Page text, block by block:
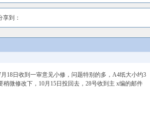
到：
18日收到一审意见小修，问题特别的多，A4纸大小约3
微修改下，10月15日投回去，28号收到主 x编的邮件